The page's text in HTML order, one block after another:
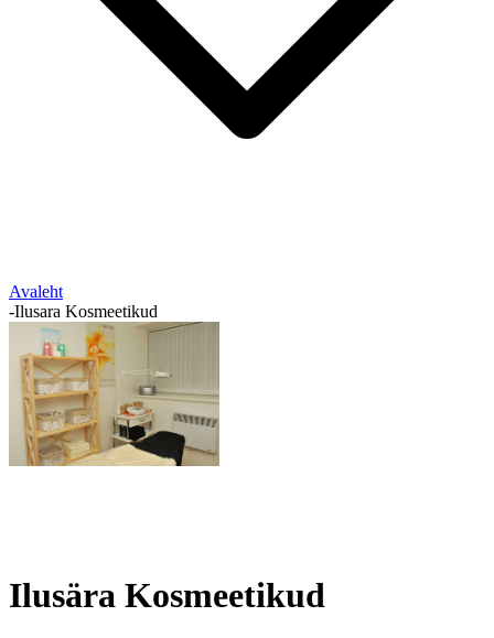
Avaleht
-Ilusara Kosmeetikud
Ilusära Kosmeetikud